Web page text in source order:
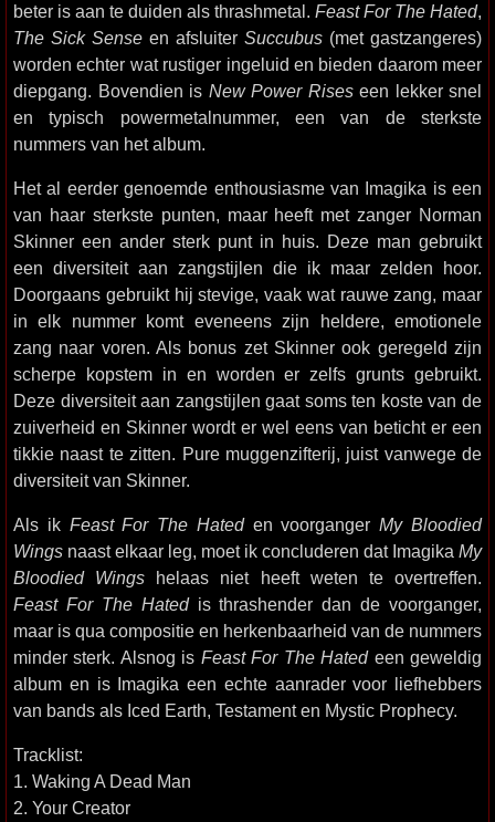
beter is aan te duiden als thrashmetal. Feast For The Hated,
The Sick Sense en afsluiter Succubus (met gastzangeres)
worden echter wat rustiger ingeluid en bieden daarom meer
diepgang. Bovendien is New Power Riseseen lekker snel
en typisch powermetalnummer, een van de sterkste
nummers van het album.
Het al eerder genoemde enthousiasme van Imagika is een
van haar sterkste punten, maar heeft met zanger Norman
Skinner een ander sterk punt in huis. Deze man gebruikt
een diversiteit aan zangstijlen die ik maar zelden hoor.
Doorgaans gebruikt hij stevige, vaak wat rauwe zang, maar
in elk nummer komt eveneens zijn heldere, emotionele
zang naar voren. Als bonus zet Skinner ook geregeld zijn
scherpe kopstem in en worden er zelfs grunts gebruikt.
Deze diversiteit aan zangstijlen gaat soms ten koste van de
zuiverheid en Skinner wordt er wel eens van beticht er een
tikkie naast te zitten. Pure muggenzifterij, juist vanwege de
diversiteit van Skinner.
Als ik Feast For The Hateden voorgangerMy Bloodied
Wings naast elkaar leg, moet ik concluderen dat Imagika My
Bloodied Wings helaas niet heeft weten te overtreffen.
Feast For The Hatedis thrashender dan de voorganger,
maar is qua compositie en herkenbaarheid van de nummers
minder sterk. Alsnog is Feast For The Hatedeen geweldig
album en is Imagika een echte aanrader voor liefhebbers
van bands als Iced Earth, Testament en Mystic Prophecy.
Tracklist:
1. Waking A Dead Man
2. Your Creator